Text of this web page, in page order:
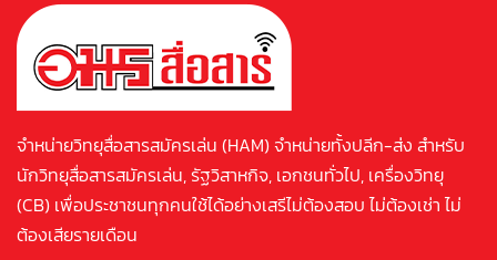
จำหน่ายวิทยุสื่อสารสมัครเล่น (HAM) จำหน่ายทั้งปลีก-ส่ง สำหรับ
นักวิทยุสื่อสารสมัครเล่น, รัฐวิสาหกิจ, เอกชนทั่วไป, เครื่องวิทยุ
(CB) เพื่อประชาชนทุกคนใช้ได้อย่างเสรีไม่ต้องสอบ ไม่ต้องเช่า ไม่
ต้องเสียรายเดือน